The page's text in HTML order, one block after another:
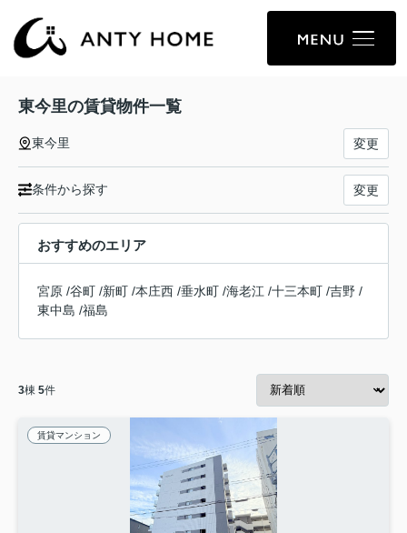
東今里の賃貸物件一覧
東今里 変更
条件から探す 変更
おすすめのエリア
宮原 /谷町 /新町 /本庄西 /垂水町 /海老江 /十三本町 /吉野 /
東中島 /福島
3棟 5件
賃貸マンション